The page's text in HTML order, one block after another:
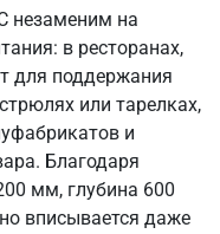
незаменим на
в ресторанах,
для поддержания
или тарелках,
и
Благодаря
мм, глубина 600
вписывается даже